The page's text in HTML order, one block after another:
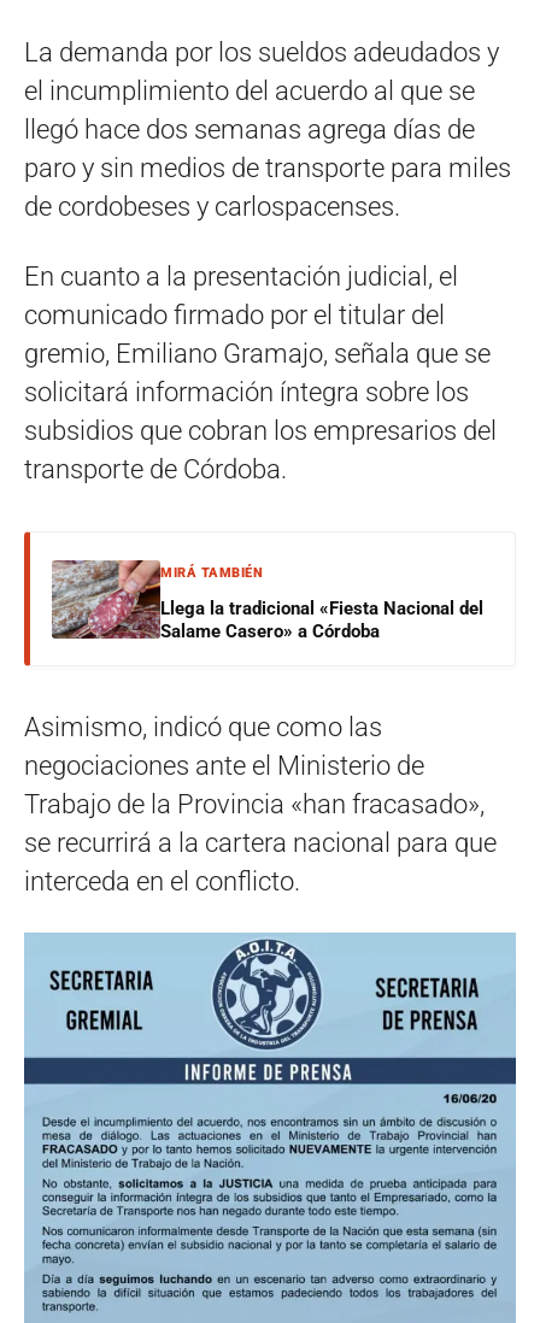
La demanda por los sueldos adeudados y
el incumplimiento del acuerdo al que se
llegó hace dos semanas agrega días de
paro y sin medios de transporte para miles
de cordobeses y carlospacenses.
En cuanto a la presentación judicial, el
comunicado firmado por el titular del
gremio, Emiliano Gramajo, señala que se
solicitará información íntegra sobre los
subsidios que cobran los empresarios del
transporte de Córdoba.
MIRÁ TAMBIÉN
Llega la tradicional «Fiesta Nacional del
Salame Casero» a Córdoba
Asimismo, indicó que como las
negociaciones ante el Ministerio de
Trabajo de la Provincia «han fracasado»,
se recurrirá a la cartera nacional para que
interceda en el conflicto.